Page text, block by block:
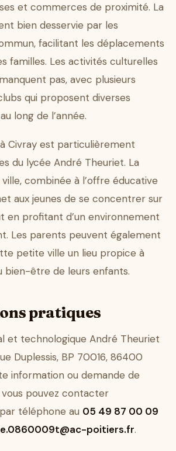
et commerces de proximité. La
bien desservie par les
facilitant les déplacements
familles. Les activités culturelles
pas, avec plusieurs
qui proposent diverses
long de l’année.
Civray est particulièrement
du lycée André Theuriet. La
combinée à l’offre éducative
aux jeunes de se concentrer sur
en profitant d’un environnement
Les parents peuvent également
petite ville un lieu propice à
bien-être de leurs enfants.
pratiques
et technologique André Theuriet
Duplessis, BP 70016, 86400
information ou demande de
pouvez contacter
téléphone au 05 49 87 00 09
poitiers.fr.